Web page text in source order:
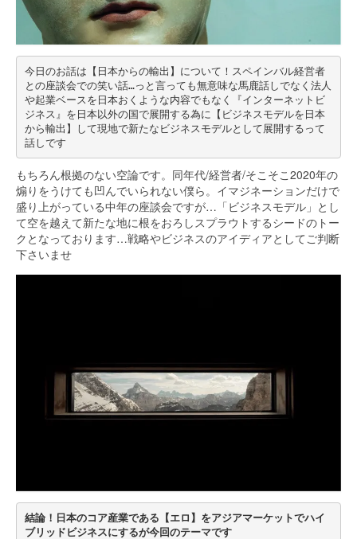
今日のお話は【日本からの輸出】について！スペインバル経営者
との座談会での笑い話…っと言っても無意味な馬鹿話しでなく法人
や起業ベースを日本おくような内容でもなく『インターネットビ
ジネス』を日本以外の国で展開する為に【ビジネスモデルを日本
から輸出】して現地で新たなビジネスモデルとして展開するって
話しです
もちろん根拠のない空論です。同年代/経営者/そこそこ2020年の
煽りをうけても凹んでいられない僕ら。イマジネーションだけで
盛り上がっている中年の座談会ですが…「ビジネスモデル」とし
て空を越えて新たな地に根をおろしスプラウトするシードのトー
クとなっております…戦略やビジネスのアイディアとしてご判断
下さいませ
結論！日本のコア産業である【エロ】をアジアマーケットでハイ
ブリッドビジネスにするが今回のテーマです